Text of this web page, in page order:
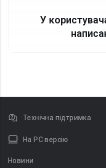
У
Технічна підтримка
На PC версію
Новини